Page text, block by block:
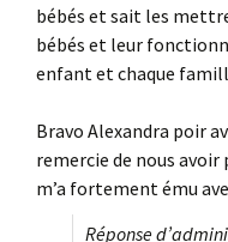
bébés et sait les
bébés et leur
enfant et chaque
Bravo Alexandra poir
remercie de nous avoir
m’a fortement ému
Réponse